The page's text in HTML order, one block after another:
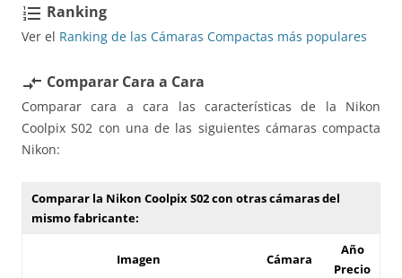
format_list_numbered Ranking
Ver el Ranking de las Cámaras Compactas más populares
compare_arrows Comparar Cara a Cara
Comparar cara a cara las características de la Nikon
Coolpix S02 con una de las siguientes cámaras compacta
Nikon:
Comparar la Nikon Coolpix S02 con otras cámaras del
mismo fabricante:
Imagen Cámara
Año
Precio